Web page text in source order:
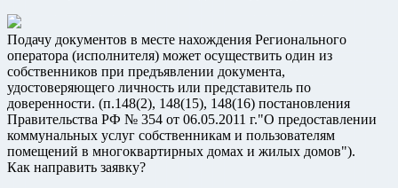
Подачу документов в месте нахождения Регионального
оператора (исполнителя) может осуществить один из
собственников при предъявлении документа,
удостоверяющего личность или представитель по
доверенности. (п.148(2), 148(15), 148(16) постановления
Правительства РФ № 354 от 06.05.2011 г."О предоставлении
коммунальных услуг собственникам и пользователям
помещений в многоквартирных домах и жилых домов").
Как направить заявку?